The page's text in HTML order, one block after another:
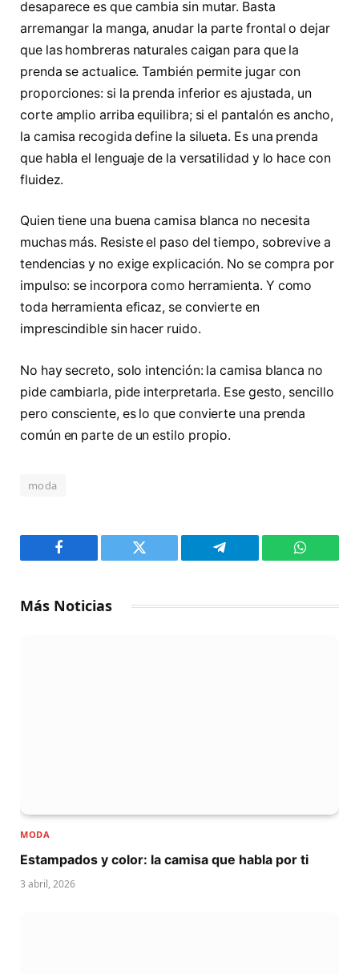
desaparece es que cambia sin mutar. Basta
arremangar la manga, anudar la parte frontal o dejar
que las hombreras naturales caigan para que la
prenda se actualice. También permite jugar con
proporciones: si la prenda inferior es ajustada, un
corte amplio arriba equilibra; si el pantalón es ancho,
la camisa recogida define la silueta. Es una prenda
que habla el lenguaje de la versatilidad y lo hace con
fluidez.
Quien tiene una buena camisa blanca no necesita
muchas más. Resiste el paso del tiempo, sobrevive a
tendencias y no exige explicación. No se compra por
impulso: se incorpora como herramienta. Y como
toda herramienta eficaz, se convierte en
imprescindible sin hacer ruido.
No hay secreto, solo intención: la camisa blanca no
pide cambiarla, pide interpretarla. Ese gesto, sencillo
pero consciente, es lo que convierte una prenda
común en parte de un estilo propio.
moda
Facebook Twitter Telegram
Más Noticias
MODA
Estampados y color: la camisa que habla por ti
3 abril, 2026